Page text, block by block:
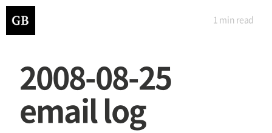
2008-08-25
email log
1 min read